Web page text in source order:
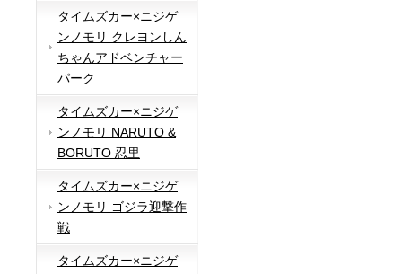
タイムズカー×ニジゲ
ンノモリ クレヨンしん
ちゃんアドベンチャー
パーク
タイムズカー×ニジゲ
ンノモリ NARUTO &
BORUTO 忍里
タイムズカー×ニジゲ
ンノモリ ゴジラ迎撃作
戦
タイムズカー×ニジゲ